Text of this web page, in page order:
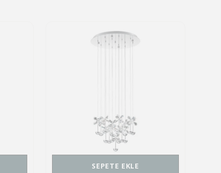
SEPETE EKLE